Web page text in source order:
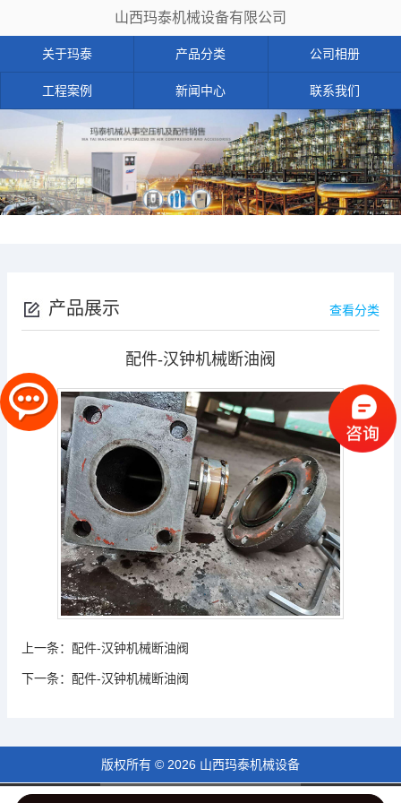
山西玛泰机械设备有限公司
关于玛泰 产品分类 公司相册
工程案例 新闻中心 联系我们
产品展示 查看分类
配件-汉钟机械断油阀
上一条： 配件-汉钟机械断油阀
下一条： 配件-汉钟机械断油阀
版权所有 © 2026 山西玛泰机械设备